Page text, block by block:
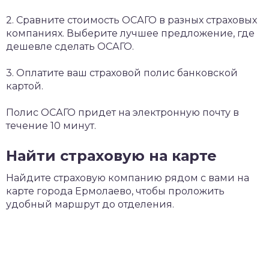
2. Сравните стоимость ОСАГО в разных страховых
компаниях. Выберите лучшее предложение, где
дешевле сделать ОСАГО.
3. Оплатите ваш страховой полис банковской
картой.
Полис ОСАГО придет на электронную почту в
течение 10 минут.
Найти страховую на карте
Найдите страховую компанию рядом с вами на
карте города Ермолаево, чтобы проложить
удобный маршрут до отделения.